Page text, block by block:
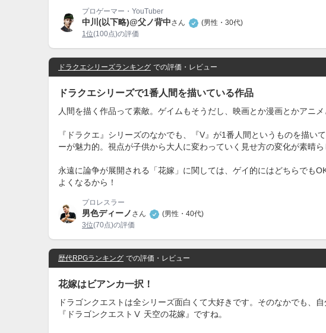
プロゲーマー・YouTuber
中川(以下略)@父ノ背中さん
(男性・30代)
1位(100点)の評価
ドラクエシリーズランキング での評価・レビュー
ドラクエシリーズで1番人間を描いている作品
人間を描く作品って素敵。ゲイムもそうだし、映画とか漫画とかアニメ
『ドラクエ』シリーズのなかでも、『V』が1番人間というものを描
ーが魅力的。視点が子供から大人に変わっていく見せ方の変化が素晴ら
永遠に論争が展開される「花嫁」に関しては、ゲイ的にはどちらで
よくなるから！
プロレスラー
男色ディーノ さん
(男性・40代)
3位(70点)の評価
歴代RPGランキング での評価・レビュー
花嫁はビアンカ一択！
ドラゴンクエストは全シリーズ面白くて大好きです。そのなかでも、
『ドラゴンクエストⅤ 天空の花嫁』ですね。